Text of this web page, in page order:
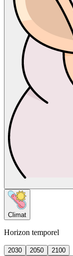
Climat
Horizon temporel
2030 2050
2100